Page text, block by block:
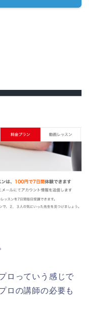
ロっていう感じで
ロの講師の必要も